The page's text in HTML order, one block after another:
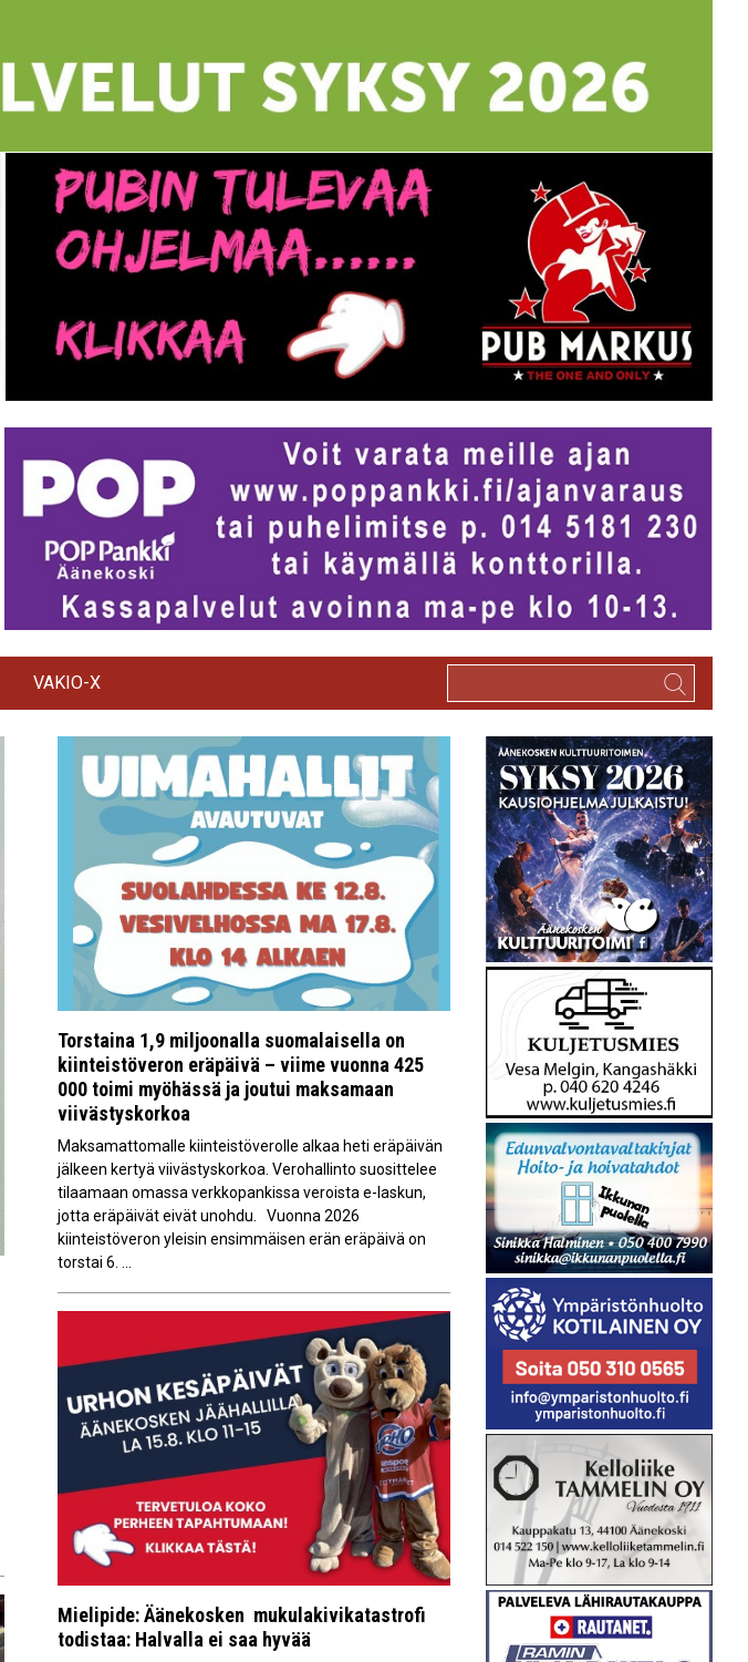
VAKIO-X
Torstaina 1,9 miljoonalla suomalaisella on
kiinteistöveron eräpäivä – viime vuonna 425
000 toimi myöhässä ja joutui maksamaan
viivästyskorkoa
Maksamattomalle kiinteistöverolle alkaa heti eräpäivän
jälkeen kertyä viivästyskorkoa. Verohallinto suosittelee
tilaamaan omassa verkkopankissa veroista e-laskun,
jotta eräpäivät eivät unohdu. Vuonna 2026
kiinteistöveron yleisin ensimmäisen erän eräpäivä on
torstai 6. ...
Mielipide: Äänekosken mukulakivikatastrofi
todistaa: Halvalla ei saa hyvää